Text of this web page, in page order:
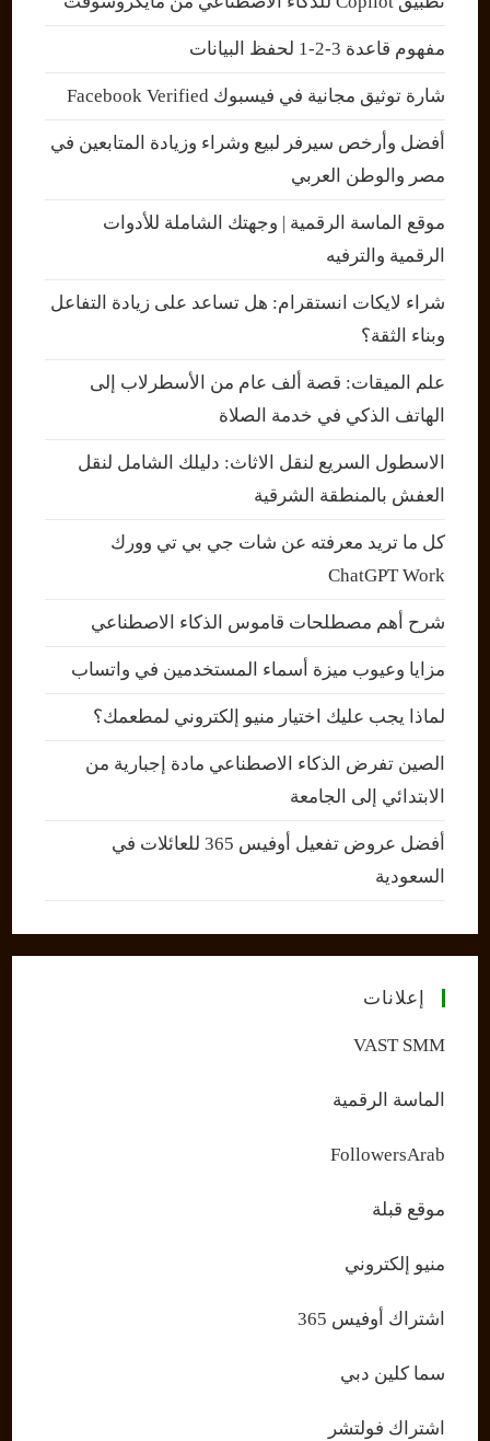
مفهوم قاعدة 3-2-1 لحفظ البيانات
شارة توثيق مجانية في فيسبوك Facebook Verified
أفضل وأرخص سيرفر لبيع وشراء وزيادة المتابعين في
مصر والوطن العربي
موقع الماسة الرقمية | وجهتك الشاملة للأدوات
الرقمية والترفيه
شراء لايكات انستقرام: هل تساعد على زيادة التفاعل
وبناء الثقة؟
علم الميقات: قصة ألف عام من الأسطرلاب إلى
الهاتف الذكي في خدمة الصلاة
الاسطول السريع لنقل الاثاث: دليلك الشامل لنقل
العفش بالمنطقة الشرقية
كل ما تريد معرفته عن شات جي بي تي وورك
ChatGPT Work
شرح أهم مصطلحات قاموس الذكاء الاصطناعي
مزايا وعيوب ميزة أسماء المستخدمين في واتساب
لماذا يجب عليك اختيار منيو إلكتروني لمطعمك؟
الصين تفرض الذكاء الاصطناعي مادة إجبارية من
الابتدائي إلى الجامعة
أفضل عروض تفعيل أوفيس 365 للعائلات في
السعودية
إعلانات
VAST SMM
الماسة الرقمية
FollowersArab
موقع قبلة
منيو إلكتروني
اشتراك أوفيس 365
سما كلين دبي
اشتراك فولتشر